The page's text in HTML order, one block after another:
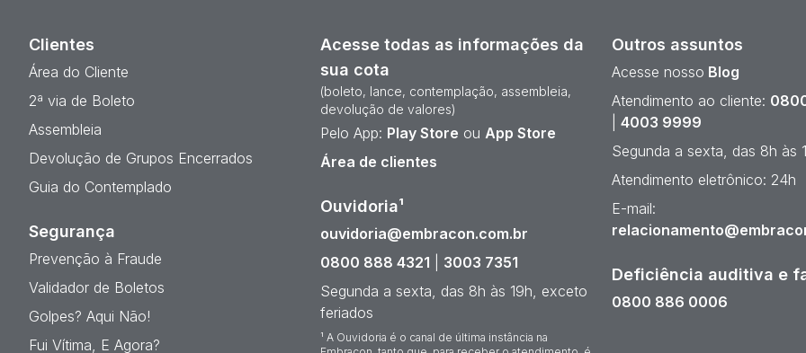
Clientes
Área do Cliente
2ª via de Boleto
Assembleia
Devolução de Grupos Encerrados
Guia do Contemplado
Segurança
Prevenção à Fraude
Validador de Boletos
Golpes? Aqui Não!
Fui Vítima, E Agora?
Acesse todas as informações da
sua cota
(boleto, lance, contemplação, assembleia,
devolução de valores)
Pelo App: Play Store ou App Store
Área de clientes
Ouvidoria¹
ouvidoria@embracon.com.br
0800 888 4321
3003 7351
Segunda a sexta, das 8h às 19h, exceto
feriados
¹ A Ouvidoria é o canal de última instância na
Outros assuntos
Acesse nosso Blog
Atendimento ao cliente:
4003 9999
Segunda a sexta, das 8h às
Atendimento eletrônico: 24h
E-mail:
Deficiência auditiva e
0800 886 0006